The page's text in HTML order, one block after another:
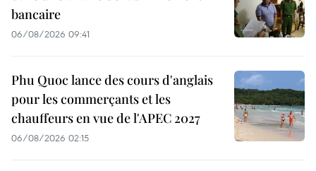
bancaire
06/08/2026 09:41
Phu Quoc lance des cours d'anglais
pour les commerçants et les
chauffeurs en vue de l'APEC 2027
06/08/2026 02:15